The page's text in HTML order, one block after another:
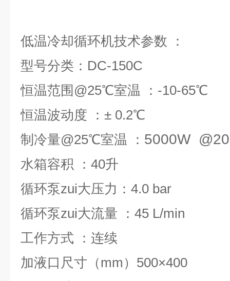
低温冷却循环机技术参数 ：
型号分类：DC-150C
恒温范围@25℃室温 ：-10-65℃
恒温波动度 ：± 0.2℃
制冷量@25℃室温 ： 5000W
水箱容积 ：40升
循环泵zui大压力：4.0 bar
循环泵zui大流量 ：45 L/min
工作方式 ：连续
加液口尺寸（mm）500×400